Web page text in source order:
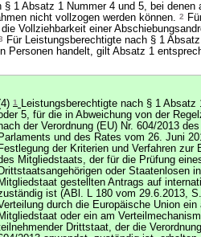
1 Absatz 1 Nummer 4 und 5, bei denen
nicht vollzogen werden können. 2
Vollziehbarkeit einer
Für Leistungsberechtigte nach § 1
Personen handelt, gilt Absatz 1
1
Leistungsberechtigte nach § 1 Absatz
5, für die in Abweichung von der
der Verordnung (EU) Nr. 604/2013
Parlaments und des Rates vom 26. Juni
Festlegung der Kriterien und Verfahren zur
Mitgliedstaats, der für die Prüfung
Drittstaatsangehörigen oder Staatenlosen
Mitgliedstaat gestellten Antrags auf
ist (ABl. L 180 vom 29.6.2013,
durch die Europäische Union ein
Mitgliedstaat oder ein am
Drittstaat, der die